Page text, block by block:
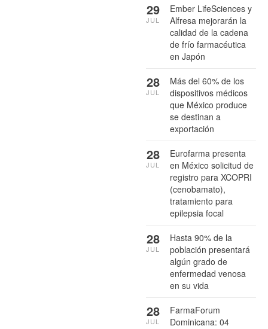
Ember LifeSciences y
Alfresa mejorarán la
calidad de la cadena
de frío farmacéutica
en Japón
29
JUL
Más del 60% de los
dispositivos médicos
que México produce
se destinan a
exportación
28
JUL
Eurofarma presenta
en México solicitud de
registro para XCOPRI
(cenobamato),
tratamiento para
epilepsia focal
28
JUL
Hasta 90% de la
población presentará
algún grado de
enfermedad venosa
en su vida
28
JUL
FarmaForum
Dominicana: 04
28
JUL